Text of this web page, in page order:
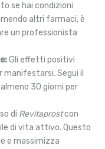
se hai condizioni
altri farmaci, è
un professionista
Gli effetti positivi
Segui il
30 giorni per
di Revitaprostcon
di vita attivo. Questo
e massimizza